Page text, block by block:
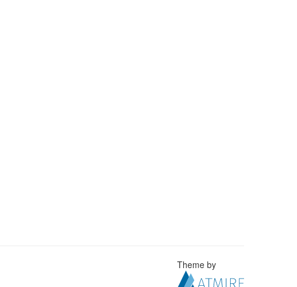
Theme by